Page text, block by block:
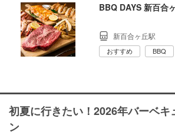
BBQ DAYS 新百合
新百合ヶ丘駅
おすすめ BBQ
初夏に行きたい！2026年バーベキ
ン